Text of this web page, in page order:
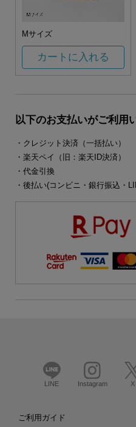
Mサイズ
カートに入れる
以下のお支払いがご利用
・クレジット決済（一括払い）
・楽天ペイ（旧：楽天ID決済）
・代金引換
・後払い(コンビニ・銀行振込・
LINE Instagram X
ご利用ガイド